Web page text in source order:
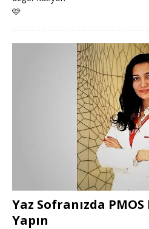
🩷
Yaz Sofranızda
Yapın